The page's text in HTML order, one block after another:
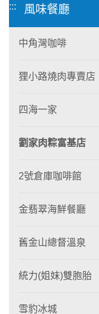
::: 風味餐廳
中角灣咖啡
狸小路燒肉專賣店
四海一家
劉家肉粽富基店
2號倉庫咖啡館
金翡翠海鮮餐廳
舊金山總督溫泉
統力(姐妹)雙胞胎
雪豹冰城